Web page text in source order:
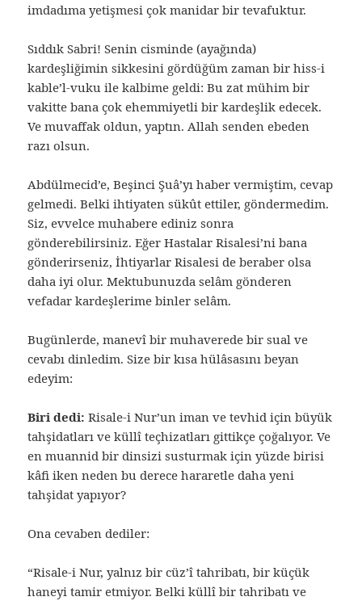
imdadıma yetişmesi çok manidar bir tevafuktur.
Sıddık Sabri! Senin cisminde (ayağında)
kardeşliğimin sikkesini gördüğüm zaman bir hiss-i
kable’l-vuku ile kalbime geldi: Bu zat mühim bir
vakitte bana çok ehemmiyetli bir kardeşlik edecek.
Ve muvaffak oldun, yaptın. Allah senden ebeden
razı olsun.
Abdülmecid’e, Beşinci Şuâ’yı haber vermiştim, cevap
gelmedi. Belki ihtiyaten sükût ettiler, göndermedim.
Siz, evvelce muhabere ediniz sonra
gönderebilirsiniz. Eğer Hastalar Risalesi’ni bana
gönderirseniz, İhtiyarlar Risalesi de beraber olsa
daha iyi olur. Mektubunuzda selâm gönderen
vefadar kardeşlerime binler selâm.
Bugünlerde, manevî bir muhaverede bir sual ve
cevabı dinledim. Size bir kısa hülâsasını beyan
edeyim:
Biri dedi: Risale-i Nur’un iman ve tevhid için büyük
tahşidatları ve küllî teçhizatları gittikçe çoğalıyor. Ve
en muannid bir dinsizi susturmak için yüzde birisi
kâfi iken neden bu derece hararetle daha yeni
tahşidat yapıyor?
Ona cevaben dediler:
“Risale-i Nur, yalnız bir cüz’î tahribatı, bir küçük
haneyi tamir etmiyor. Belki küllî bir tahribatı ve